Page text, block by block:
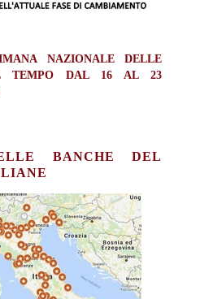
NAZIONALE DELLE
TEMPO DAL 16 AL 23
BANCHE DEL